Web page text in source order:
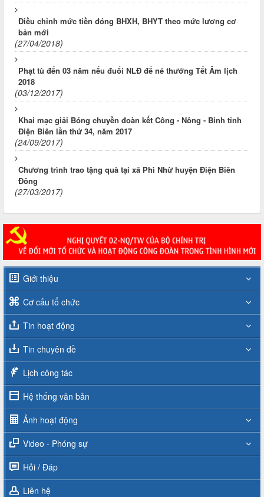
Điều chỉnh mức tiền đóng BHXH, BHYT theo mức lương cơ
bản mới
(27/04/2018)
Phạt tù đến 03 năm nếu đuổi NLĐ để né thưởng Tết Âm lịch
2018
(03/12/2017)
Khai mạc giải Bóng chuyền đoàn kết Công - Nông - Binh tỉnh
Điện Biên lần thứ 34, năm 2017
(24/09/2017)
Chương trình trao tặng quà tại xã Phì Nhừ huyện Điện Biên
Đông
(27/03/2017)
Giới thiệu
Cơ cấu tổ chức
Tin hoạt động
Tin chuyên đề
Lịch công tác
Hệ thống văn bản
Ảnh hoạt động
Video - Phóng sự
Hỏi / Đáp
Liên hệ